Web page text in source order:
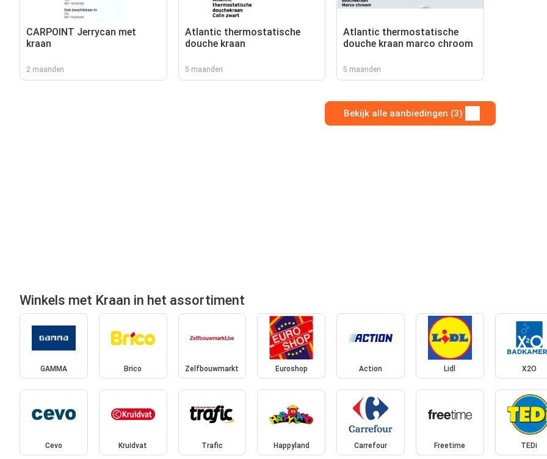
CARPOINT Jerrycan met
kraan
2 maanden
Atlantic thermostatische
douche kraan
5 maanden
Atlantic thermostatische
douche kraan marco chroom
5 maanden
Bekijk alle aanbiedingen (3)
Winkels met Kraan in het assortiment
GAMMA Brico Zelfbouwmarkt Euroshop Action Lidl X2O
Cevo Kruidvat Trafic Happyland Carrefour Freetime TEDi